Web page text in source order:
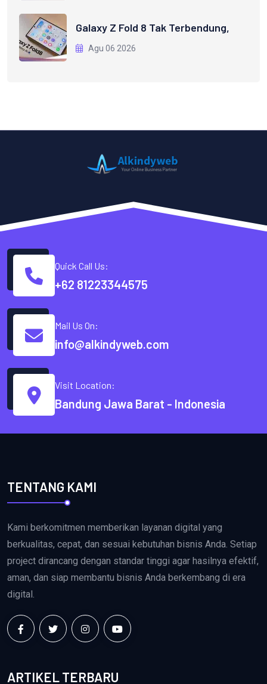
Galaxy Z Fold 8 Tak Terbendung,
Agu 06 2026
Quick Call Us:
+62 81223344575
Mail Us On:
info@alkindyweb.com
Visit Location:
Bandung Jawa Barat - Indonesia
TENTANG KAMI
Kami berkomitmen memberikan layanan digital yang
berkualitas, cepat, dan sesuai kebutuhan bisnis Anda. Setiap
project dirancang dengan standar tinggi agar hasilnya efektif,
aman, dan siap membantu bisnis Anda berkembang di era
digital.
ARTIKEL TERBARU